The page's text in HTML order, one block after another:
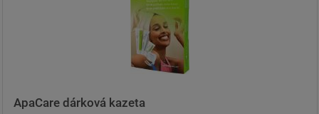
ApaCare dárková kazeta